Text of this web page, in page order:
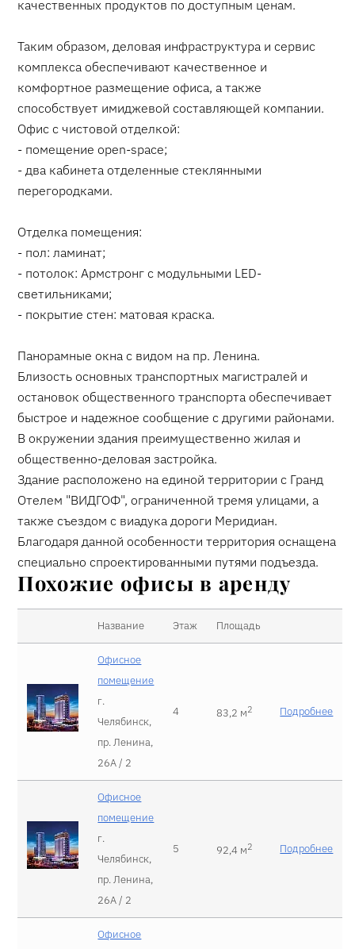
качественных продуктов по доступным ценам.
Таким образом, деловая инфраструктура и сервис
комплекса обеспечивают качественное и
комфортное размещение офиса, а также
способствует имиджевой составляющей компании.
Офис с чистовой отделкой:
- помещение open-space;
- два кабинета отделенные стеклянными
перегородками.
Отделка помещения:
- пол: ламинат;
- потолок: Армстронг с модульными LED-
светильниками;
- покрытие стен: матовая краска.
Панорамные окна с видом на пр. Ленина.
Близость основных транспортных магистралей и
остановок общественного транспорта обеспечивает
быстрое и надежное сообщение с другими районами.
В окружении здания преимущественно жилая и
общественно-деловая застройка.
Здание расположено на единой территории с Гранд
Отелем "ВИДГОФ", ограниченной тремя улицами, а
также съездом с виадука дороги Меридиан.
Благодаря данной особенности территория оснащена
специально спроектированными путями подъезда.
Похожие офисы в аренду
Название Этаж Площадь
Офисное
помещение
г.
Челябинск,
пр. Ленина,
26А / 2
4 83,2 м2 Подробнее
Офисное
помещение
г.
Челябинск,
пр. Ленина,
26А / 2
5 92,4 м2 Подробнее
Офисное